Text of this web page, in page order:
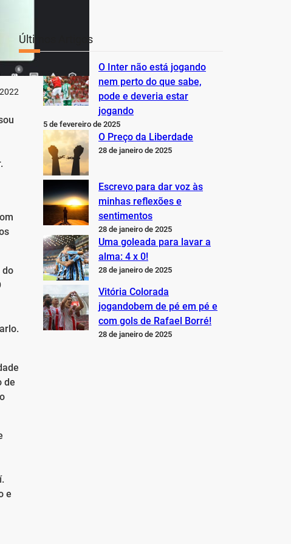
do
de
e
Últimos Artigos
O Inter não está jogando
nem perto do que sabe,
pode e deveria estar
jogando
5 de fevereiro de 2025
O Preço da Liberdade
28 de janeiro de 2025
Escrevo para dar voz às
minhas reflexões e
sentimentos
28 de janeiro de 2025
Uma goleada para lavar a
alma: 4 x 0!
28 de janeiro de 2025
Vitória Colorada
jogandobem de pé em pé e
com gols de Rafael Borré!
28 de janeiro de 2025